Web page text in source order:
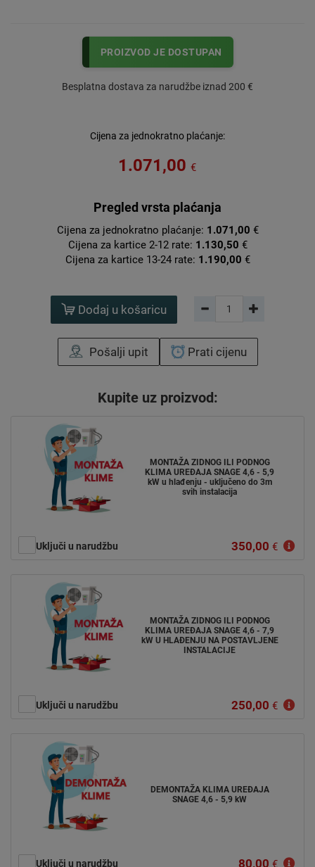
PROIZVOD JE DOSTUPAN
Besplatna dostava za narudžbe iznad 200 €
Cijena za jednokratno plaćanje:
1.071,00 €
Pregled vrsta plaćanja
Cijena za jednokratno plaćanje: 1.071,00 €
Cijena za kartice 2-12 rate: 1.130,50 €
Cijena za kartice 13-24 rate: 1.190,00 €
Dodaj u košaricu
Pošalji upit Prati cijenu
Kupite uz proizvod:
MONTAŽA ZIDNOG ILI PODNOG
KLIMA UREĐAJA SNAGE 4,6 - 5,9
kW u hlađenju - uključeno do 3m
svih instalacija
Uključi u narudžbu 350,00 €
MONTAŽA ZIDNOG ILI PODNOG
KLIMA UREĐAJA SNAGE 4,6 - 7,9
kW U HLAĐENJU NA POSTAVLJENE
INSTALACIJE
Uključi u narudžbu 250,00 €
DEMONTAŽA KLIMA UREĐAJA
SNAGE 4,6 - 5,9 kW
Uključi u narudžbu 80,00 €